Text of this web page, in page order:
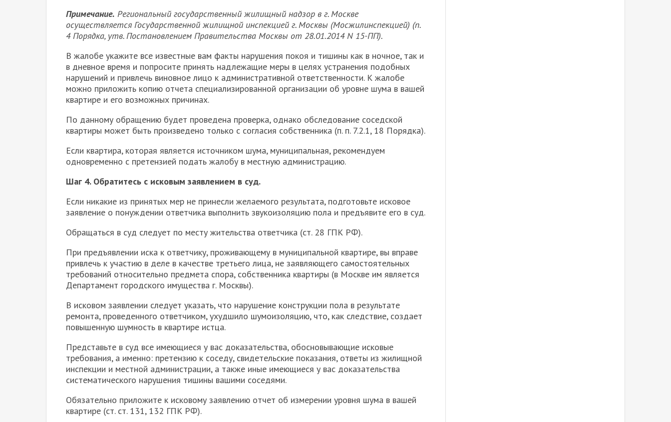
Примечание. Региональный государственный жилищный надзор в г. Москве
осуществляется Государственной жилищной инспекцией г. Москвы (Мосжилинспекцией) (п.
4 Порядка, утв. Постановлением Правительства Москвы от 28.01.2014 N 15-ПП).
В жалобе укажите все известные вам факты нарушения покоя и тишины как в ночное, так и
в дневное время и попросите принять надлежащие меры в целях устранения подобных
нарушений и привлечь виновное лицо к административной ответственности. К жалобе
можно приложить копию отчета специализированной организации об уровне шума в вашей
квартире и его возможных причинах.
По данному обращению будет проведена проверка, однако обследование соседской
квартиры может быть произведено только с согласия собственника (п. п. 7.2.1, 18 Порядка).
Если квартира, которая является источником шума, муниципальная, рекомендуем
одновременно с претензией подать жалобу в местную администрацию.
Шаг 4. Обратитесь с исковым заявлением в суд.
Если никакие из принятых мер не принесли желаемого результата, подготовьте исковое
заявление о понуждении ответчика выполнить звукоизоляцию пола и предъявите его в суд.
Обращаться в суд следует по месту жительства ответчика (ст. 28 ГПК РФ).
При предъявлении иска к ответчику, проживающему в муниципальной квартире, вы вправе
привлечь к участию в деле в качестве третьего лица, не заявляющего самостоятельных
требований относительно предмета спора, собственника квартиры (в Москве им является
Департамент городского имущества г. Москвы).
В исковом заявлении следует указать, что нарушение конструкции пола в результате
ремонта, проведенного ответчиком, ухудшило шумоизоляцию, что, как следствие, создает
повышенную шумность в квартире истца.
Представьте в суд все имеющиеся у вас доказательства, обосновывающие исковые
требования, а именно: претензию к соседу, свидетельские показания, ответы из жилищной
инспекции и местной администрации, а также иные имеющиеся у вас доказательства
систематического нарушения тишины вашими соседями.
Обязательно приложите к исковому заявлению отчет об измерении уровня шума в вашей
квартире (ст. ст. 131, 132 ГПК РФ).